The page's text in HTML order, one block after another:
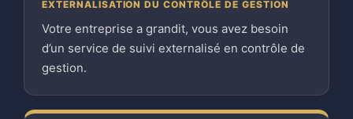
EXTERNALISATION DU CONTRÔLE DE GESTION
Votre entreprise a grandit, vous avez besoin
d’un service de suivi externalisé en contrôle de
gestion.